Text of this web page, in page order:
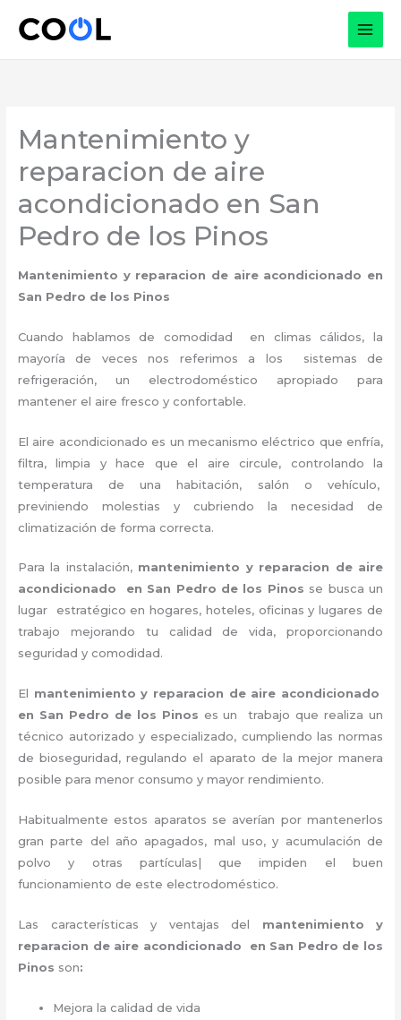
Mantenimiento y
reparacion de aire
acondicionado en San
Pedro de los Pinos
Mantenimiento y reparacion de aire acondicionado en
San Pedro de los Pinos
Cuando hablamos de comodidad en climas cálidos, la
mayoría de veces nos referimos a los sistemas de
refrigeración, un electrodoméstico apropiado para
mantener el aire fresco y confortable.
El aire acondicionado es un mecanismo eléctrico que enfría,
filtra, limpia y hace que el aire circule, controlando la
temperatura de una habitación, salón o vehículo,
previniendo molestias y cubriendo la necesidad de
climatización de forma correcta.
Para la instalación, mantenimiento y reparacion de aire
acondicionado en San Pedro de los Pinos se busca un
lugar estratégico en hogares, hoteles, oficinas y lugares de
trabajo
mejorando tu calidad de vida, proporcionando
seguridad y comodidad.
El mantenimiento y reparacion de aire acondicionado
en San Pedro de los Pinos es un
trabajo que realiza un
técnico autorizado y especializado, cumpliendo las normas
de bioseguridad, regulando el aparato de la mejor manera
posible para menor consumo y mayor rendimiento.
Habitualmente estos aparatos se averían por mantenerlos
gran parte del año apagados, mal uso, y acumulación de
polvo y otras partículas| que impiden el buen
funcionamiento de este electrodoméstico.
Las características y ventajas del mantenimiento y
reparacion de aire acondicionado en San Pedro de los
Pinos son:
Mejora la calidad de vida